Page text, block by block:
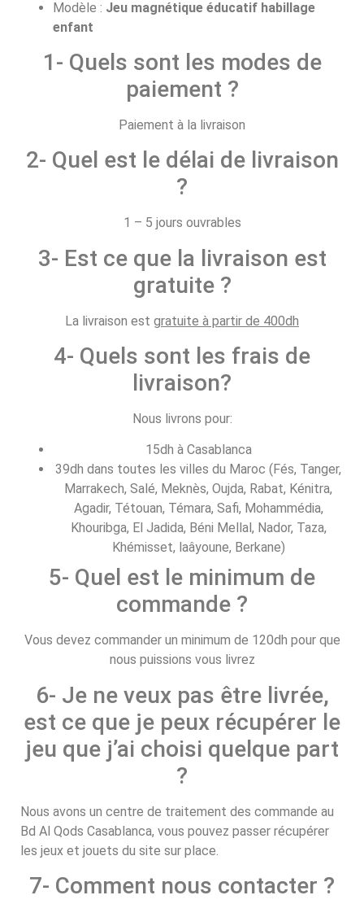
Modèle : Jeu magnétique éducatif habillage
enfant
1- Quels sont les modes de
paiement ?
Paiement à la livraison
2- Quel est le délai de livraison
?
1 – 5 jours ouvrables
3- Est ce que la livraison est
gratuite ?
La livraison est gratuite à partir de 400dh
4- Quels sont les frais de
livraison?
Nous livrons pour:
15dh à Casablanca
39dh dans toutes les villes du Maroc (Fés, Tanger,
Marrakech, Salé, Meknès, Oujda, Rabat, Kénitra,
Agadir, Tétouan, Témara, Safi, Mohammédia,
Khouribga, El Jadida, Béni Mellal, Nador, Taza,
Khémisset, laâyoune, Berkane)
5- Quel est le minimum de
commande ?
Vous devez commander un minimum de 120dh pour que
nous puissions vous livrez
6- Je ne veux pas être livrée,
est ce que je peux récupérer le
jeu que j’ai choisi quelque part
?
Nous avons un centre de traitement des commande au
Bd Al Qods Casablanca, vous pouvez passer récupérer
les jeux et jouets du site sur place.
7- Comment nous contacter ?